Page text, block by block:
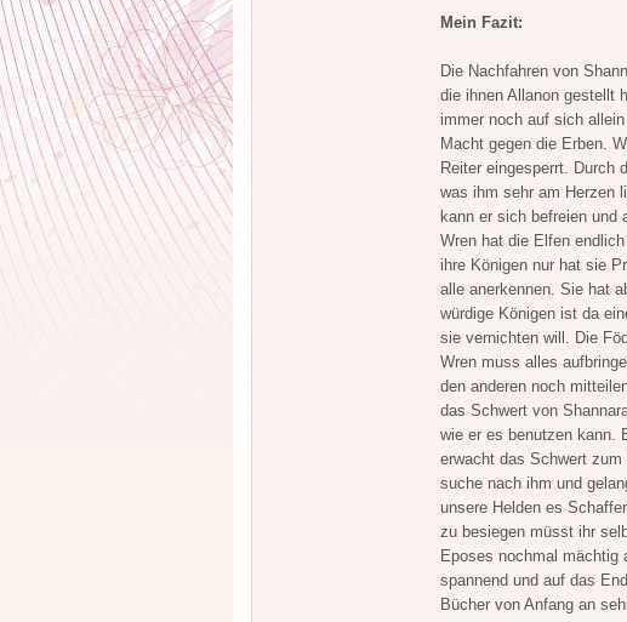
Mein Fazit:
Die Nachfahren von
die ihnen Allanon gestellt
immer noch auf sich
Macht gegen die Erben.
Reiter eingesperrt. Durch
was ihm sehr am Herzen
kann er sich befreien und
Wren hat die Elfen
ihre Königen nur hat sie
alle anerkennen. Sie hat
würdige Königen ist da
sie vernichten will. Die
Wren muss alles
den anderen noch
das Schwert von
wie er es benutzen kann.
erwacht das Schwert
suche nach ihm und
unsere Helden es
zu besiegen müsst ihr
Eposes nochmal mächtig
spannend und auf das
Bücher von Anfang an